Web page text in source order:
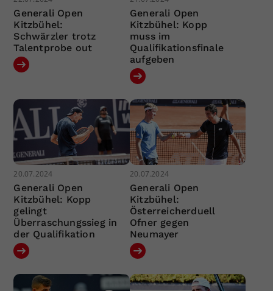
Generali Open
Kitzbühel:
Schwärzler trotz
Talentprobe out
Generali Open
Kitzbühel: Kopp
muss im
Qualifikationsfinale
aufgeben
20.07.2024
Generali Open
Kitzbühel: Kopp
gelingt
Überraschungssieg in
der Qualifikation
20.07.2024
Generali Open
Kitzbühel:
Österreicherduell
Ofner gegen
Neumayer